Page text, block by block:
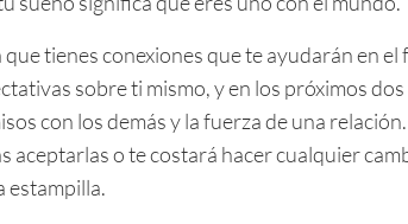
tienes conexiones que te ayudarán en
sobre ti mismo, y en los próximos
con los demás y la fuerza de una
aceptarlas o te costará hacer cualquier
estampilla.